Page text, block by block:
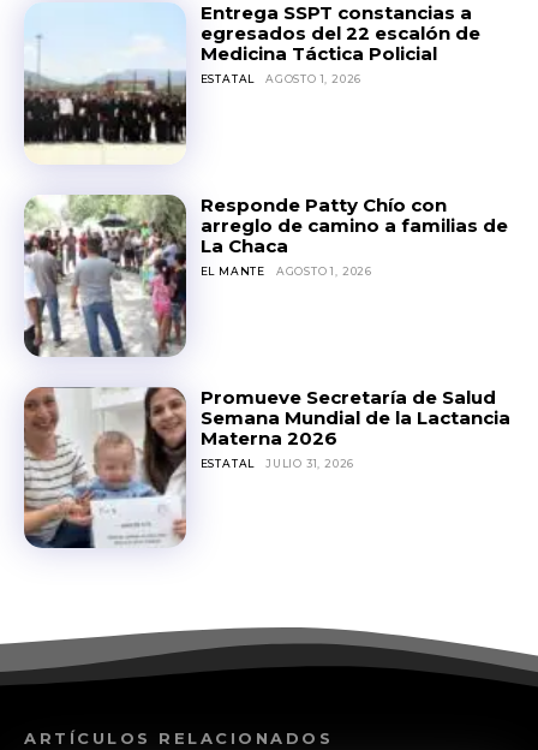
Entrega SSPT constancias a
egresados del 22 escalón de
Medicina Táctica Policial
ESTATAL AGOSTO 1, 2026
Responde Patty Chío con
arreglo de camino a familias de
La Chaca
EL MANTE AGOSTO 1, 2026
Promueve Secretaría de Salud
Semana Mundial de la Lactancia
Materna 2026
ESTATAL JULIO 31, 2026
ARTÍCULOS RELACIONADOS